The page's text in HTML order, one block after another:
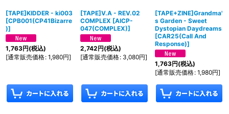
[TAPE]KIDDER - ki003
[CPB001(CP41Bizarre
)]
1,763円(税込)
[通常販売価格: 1,980円]
[TAPE]V.A - REV.02
COMPLEX [AICP-
047(COMPLEX)]
2,742円(税込)
[通常販売価格: 3,080円]
[TAPE+ZINE]Grandma'
s Garden - Sweet
Dystopian Daydreams
[CAR25(Call And
Response)]
1,763円(税込)
[通常販売価格: 1,980円]